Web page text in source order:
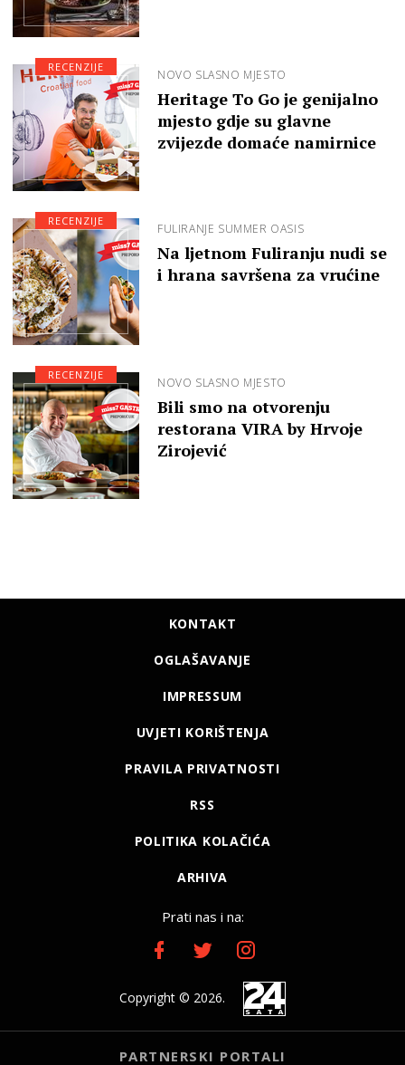
NOVO SLASNO MJESTO
Heritage To Go je genijalno
mjesto gdje su glavne
zvijezde domaće namirnice
RECENZIJE
FULIRANJE SUMMER OASIS
Na ljetnom Fuliranju nudi se
i hrana savršena za vrućine
RECENZIJE
NOVO SLASNO MJESTO
Bili smo na otvorenju
restorana VIRA by Hrvoje
Zirojević
RECENZIJE
KONTAKT
OGLAŠAVANJE
IMPRESSUM
UVJETI KORIŠTENJA
PRAVILA PRIVATNOSTI
RSS
POLITIKA KOLAČIĆA
ARHIVA
Prati nas i na:
Copyright © 2026.
PARTNERSKI PORTALI